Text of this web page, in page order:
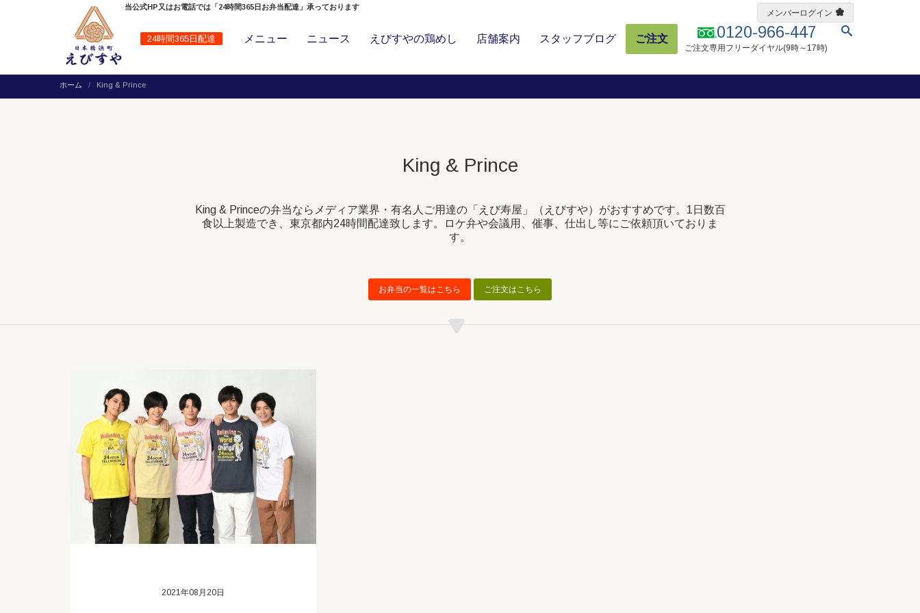
24時間365日配達 0120-966-447
ご注文専用フリーダイヤル(9時～17時)
メニュー ニュース えびすやの鶏めし 店舗案内 スタッフブログ ご注文
当公式HP又はお電話では「24時間365日お弁当配達」承っております
メンバーログイン
ホーム King & Prince
King & Prince
King & Princeの弁当ならメディア業界・有名人ご用達の「えび寿屋」（えびすや）がおすすめです。1日数百
食以上製造でき、東京都内24時間配達致します。ロケ弁や会議用、催事、仕出し等にご依頼頂いておりま
す。
お弁当の一覧はこちら ご注文はこちら
2021年08月20日